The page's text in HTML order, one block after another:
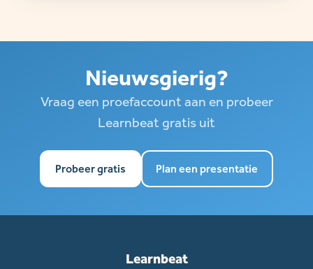
Nieuwsgierig?
Vraag een proefaccount aan en probeer
Learnbeat gratis uit
Probeer gratis Plan een presentatie
Learnbeat